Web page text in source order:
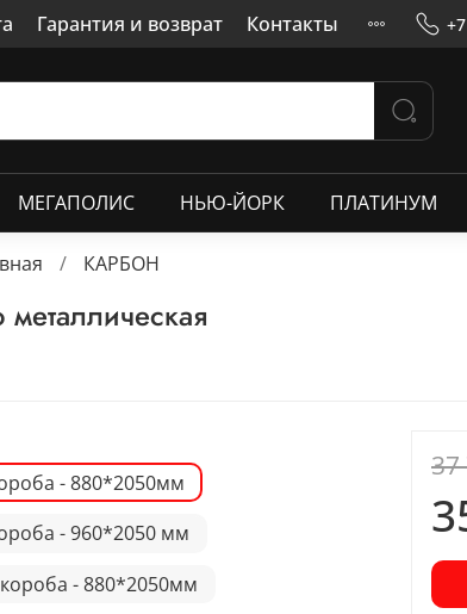
Гарантия и возврат Контакты
МЕГАПОЛИС НЬЮ-ЙОРК ПЛАТИНУМ
КАРБОН
- 880*2050мм
- 960*2050 мм
- 880*2050мм
37